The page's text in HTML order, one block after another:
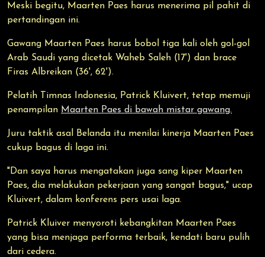
Meski begitu, Maarten Paes harus menerima pil pahit di
pertandingan ini.
Gawang Maarten Paes harus bobol tiga kali oleh gol-gol
Arab Saudi yang dicetak Waheb Saleh (17') dan brace
Firas Albreikan (36', 62').
Pelatih Timnas Indonesia, Patrick Kluivert, tetap memuji
penampilan Maarten Paes di bawah mistar gawang.
Juru taktik asal Belanda itu menilai kinerja Maarten Paes
cukup bagus di laga ini.
"Dan saya harus mengatakan juga sang kiper Maarten
Paes, dia melakukan pekerjaan yang sangat bagus," ucap
Kluivert, dalam konferens pers usai laga.
Patrick Kluiver menyoroti kebangkitan Maarten Paes
yang bisa menjaga performa terbaik, kendati baru pulih
dari cedera.